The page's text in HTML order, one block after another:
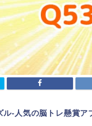
ル‐人気の脳トレ懸賞ア